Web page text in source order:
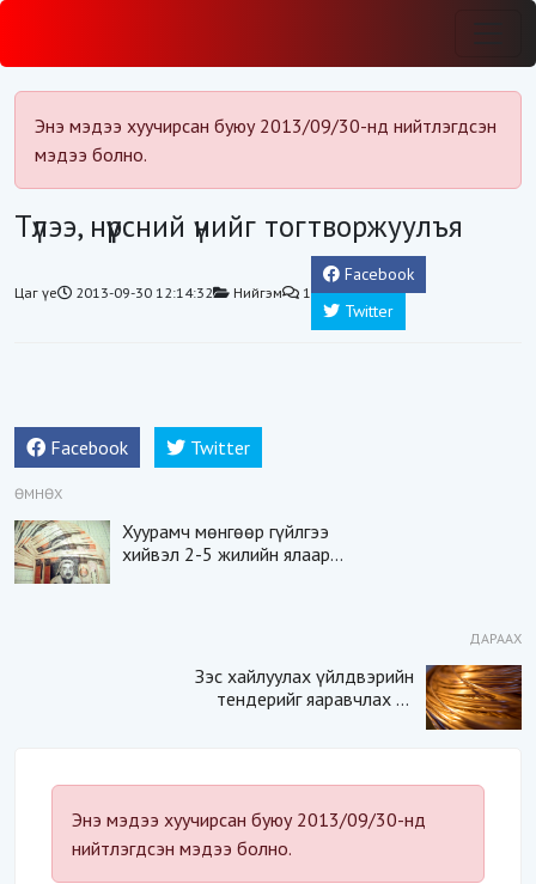
Энэ мэдээ хуучирсан буюу 2013/09/30-нд нийтлэгдсэн
мэдээ болно.
Түлээ, нүүрсний үнийг тогтворжуулъя
Цаг үе 2013-09-30 12:14:32 Нийгэм 1
Facebook
Twitter
Facebook Twitter
ӨМНӨХ
Хуурамч мөнгөөр гүйлгээ
хийвэл 2-5 жилийн ялаар
ДАРААХ
Зэс хайлуулах үйлдвэрийн
тендерийг яаравчлах нь
Энэ мэдээ хуучирсан буюу 2013/09/30-нд
нийтлэгдсэн мэдээ болно.